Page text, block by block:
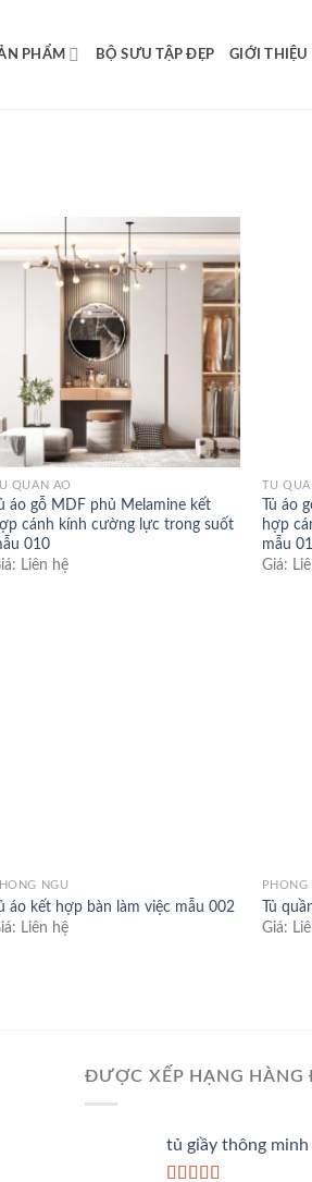
PHẨM BỘ SƯU TẬP ĐẸP GIỚI THIỆU
Add to
wishlist
QUẦN ÁO
áo gỗ MDF phủ Melamine kết
cánh kính cường lực trong suốt
010
Liên hệ
TỦ
Tủ áo
hợp
mẫu
Giá:
NGỦ
áo kết hợp bàn làm việc mẫu 002
Liên hệ
PHÒNG
Tủ
Giá:
ĐƯỢC XẾP HẠNG HÀNG
tủ giầy thông minh